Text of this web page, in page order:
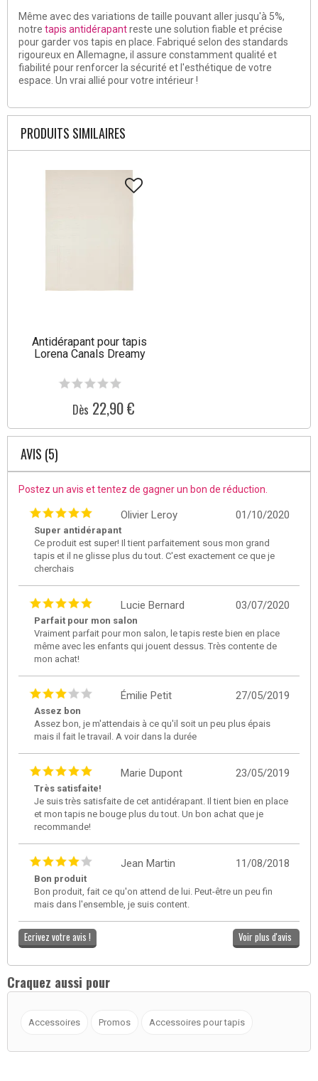
Même avec des variations de taille pouvant aller jusqu'à 5%,
notre tapis antidérapantreste une solution fiable et précise
pour garder vos tapis en place. Fabriqué selon des standards
rigoureux en Allemagne, il assure constamment qualité et
fiabilité pour renforcer la sécurité et l'esthétique de votre
espace. Un vrai allié pour votre intérieur !
PRODUITS SIMILAIRES
Antidérapant pour tapis
Lorena Canals Dreamy
Dès 22,90 €
AVIS (5)
Postez un avis et tentez de gagner un bon de réduction.
01/10/2020
Olivier Leroy
Super antidérapant
Ce produit est super! Il tient parfaitement sous mon grand
tapis et il ne glisse plus du tout. C'est exactement ce que je
cherchais
03/07/2020
Lucie Bernard
Parfait pour mon salon
Vraiment parfait pour mon salon, le tapis reste bien en place
même avec les enfants qui jouent dessus. Très contente de
mon achat!
27/05/2019
Émilie Petit
Assez bon
Assez bon, je m'attendais à ce qu'il soit un peu plus épais
mais il fait le travail. A voir dans la durée
23/05/2019
Marie Dupont
Très satisfaite!
Je suis très satisfaite de cet antidérapant. Il tient bien en place
et mon tapis ne bouge plus du tout. Un bon achat que je
recommande!
11/08/2018
Jean Martin
Bon produit
Bon produit, fait ce qu'on attend de lui. Peut-être un peu fin
mais dans l'ensemble, je suis content.
Ecrivez votre avis ! Voir plus d'avis
Craquez aussi pour
Accessoires Promos Accessoires pour tapis